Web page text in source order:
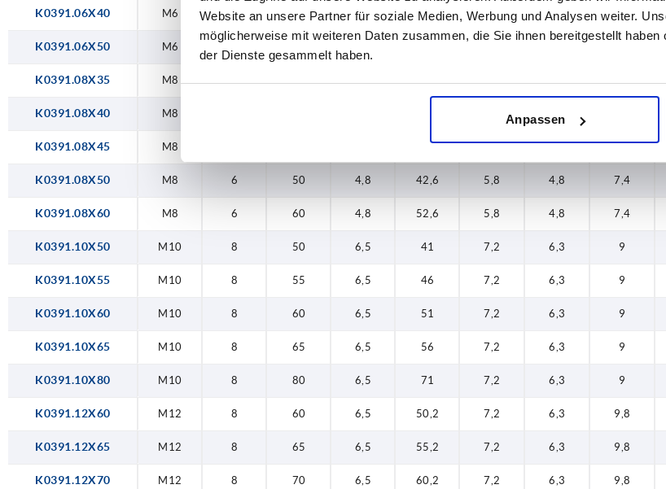
Website an unsere Partner für soziale Medien, Werbung und Analysen weiter.
möglicherweise mit weiteren Daten zusammen, die Sie ihnen bereitgestellt
der Dienste gesammelt haben.
Anpassen
80
K0391.06X40 M6 4,5 40 3,5 34,5 4,3 3,7 5,5
K0391.06X50 M6
K0391.08X35 M8
K0391.08X40 M8
K0391.08X45 M8 37,6 5,8 4,8 7,4
K0391.08X50 M8 6 50 4,8 42,6 5,8 4,8 7,4
K0391.08X60 M8 6 60 4,8 52,6 5,8 4,8 7,4
K0391.10X50 M10 8 50 6,5 41 7,2 6,3 9
K0391.10X55 M10 8 55 6,5 46 7,2 6,3 9
K0391.10X60 M10 8 60 6,5 51 7,2 6,3 9
K0391.10X65 M10 8 65 6,5 56 7,2 6,3 9
K0391.10X80 M10 8 80 6,5 71 7,2 6,3 9
K0391.12X60 M12 8 60 6,5 50,2 7,2 6,3 9,8
K0391.12X65 M12 8 65 6,5 55,2 7,2 6,3 9,8
K0391.12X70 M12 8 70 6,5 60,2 7,2 6,3 9,8